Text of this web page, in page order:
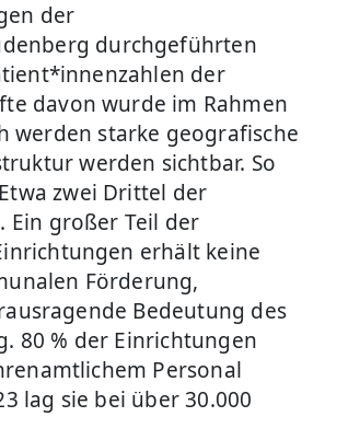
der
durchgeführten
der
davon wurde im Rahmen
werden starke geografische
werden sichtbar. So
zwei Drittel der
großer Teil der
erhält keine
Förderung,
Bedeutung des
80 % der Einrichtungen
Personal
lag sie bei über 30.000